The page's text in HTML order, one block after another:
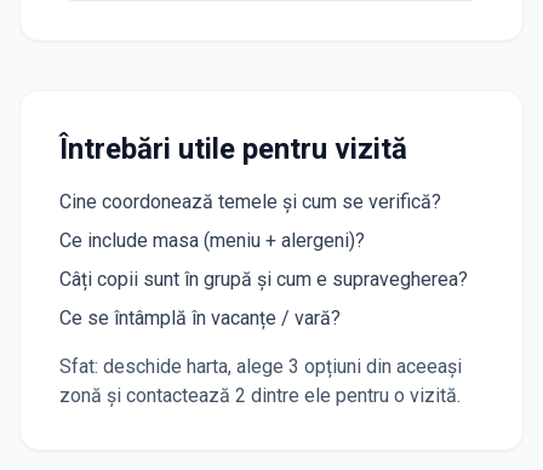
Întrebări utile pentru vizită
Cine coordonează temele și cum se verifică?
Ce include masa (meniu + alergeni)?
Câți copii sunt în grupă și cum e supravegherea?
Ce se întâmplă în vacanțe / vară?
Sfat: deschide harta, alege 3 opțiuni din aceeași
zonă și contactează 2 dintre ele pentru o vizită.